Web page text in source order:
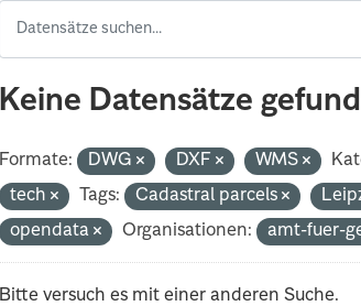
Keine Datensätze
Formate: DWG DXF WMS
tech
Tags: Cadastral parcels
opendata
Organisationen: amt-fuer-
Bitte versuch es mit einer anderen Suche.